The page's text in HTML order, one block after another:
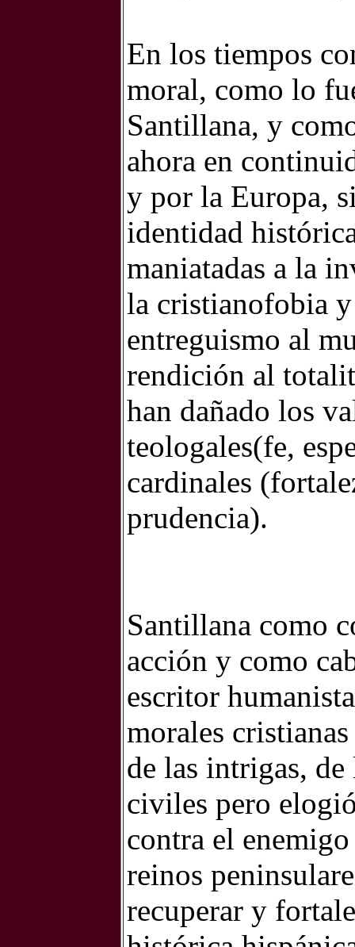
En los tiempos
moral, como lo
Santillana, y
ahora en
y por la Europa,
identidad
maniatadas a la
la cristianofobia
entreguismo al
rendición al
han dañado los
teologales(fe,
cardinales
prudencia).
Santillana como
acción y como
escritor
morales
de las intrigas,
civiles pero
contra el
reinos
recuperar y